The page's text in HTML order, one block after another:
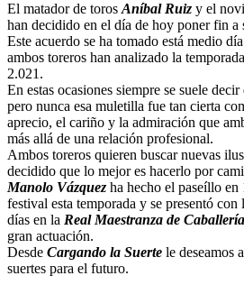
El matador de torosAníbal Ruiz y el
han decidido en el día de hoy poner fin a
Este acuerdo se ha tomado está medio
ambos toreros han analizado la
2.021.
En estas ocasiones siempre se suele
pero nunca esa muletilla fue tan cierta
aprecio, el cariño y la admiración que
más allá de una relación profesional.
Ambos toreros quieren buscar nuevas
decidido que lo mejor es hacerlo por
Manolo Vázquez ha hecho el paseíllo
festival esta temporada y se presentó con
días en la Real Maestranza de
gran actuación.
Desde Cargando la Suerte le deseamos
suertes para el futuro.